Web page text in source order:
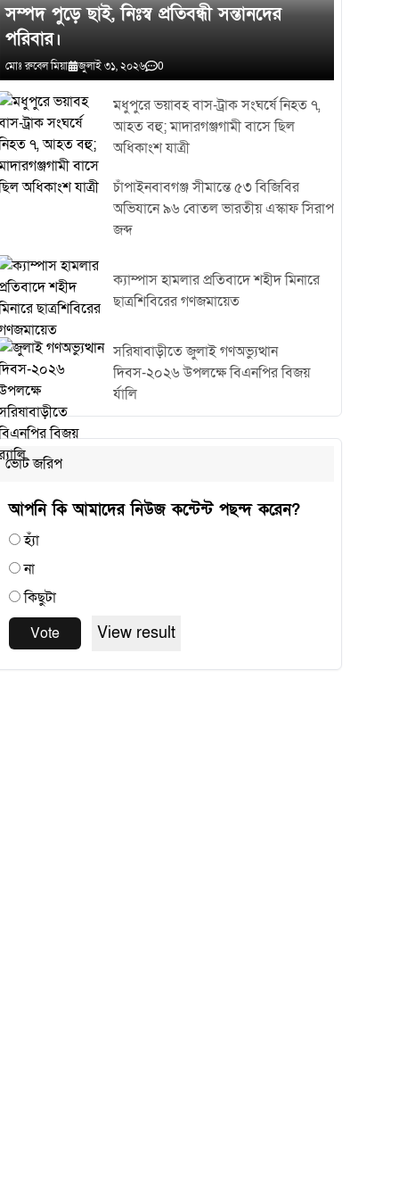
কারণ উদঘাটন করে প্রয়োজনীয় আইনগত ব্যবস্থা নেওয়া হবে।
সম্পদ পুড়ে ছাই, নিঃস্ব প্রতিবন্ধী সন্তানদের
পরিবার।
মোঃ রুবেল মিয়া জুলাই ৩১, ২০২৬ 0
মধুপুরে ভয়াবহ বাস-ট্রাক সংঘর্ষে নিহত ৭,
আহত বহু; মাদারগঞ্জগামী বাসে ছিল
অধিকাংশ যাত্রী
চাঁপাইনবাবগঞ্জ সীমান্তে ৫৩ বিজিবির
অভিযানে ৯৬ বোতল ভারতীয় এস্কাফ সিরাপ
জব্দ
ক্যাম্পাস হামলার প্রতিবাদে শহীদ মিনারে
ছাত্রশিবিরের গণজমায়েত
সরিষাবাড়ীতে জুলাই গণঅভ্যুত্থান
দিবস-২০২৬ উপলক্ষে বিএনপির বিজয়
র্যালি
ভোট জরিপ
আপনি কি আমাদের নিউজ কন্টেন্ট পছন্দ করেন?
হ্যাঁ
না
কিছুটা
Vote
View result